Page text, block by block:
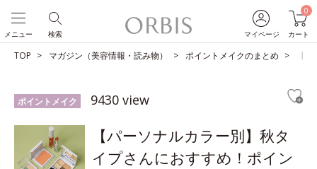
マイページ
0
カート
検索
メニュー
TOP マガジン（美容情報・読み物） ポイントメイクのまとめ 【
ポイントメイク 9430 view
【パーソナルカラー別】秋タ
イプさんにおすすめ！ポイン